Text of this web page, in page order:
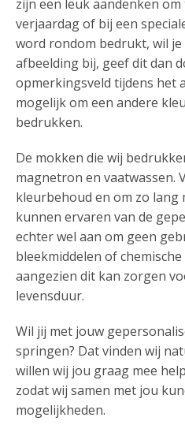
zijn een leuk aandenken
verjaardag of bij een
word rondom bedrukt, wil
afbeelding bij, geef dit dan
opmerkingsveld tijdens het
mogelijk om een andere
bedrukken.
De mokken die wij
magnetron en vaatwassen.
kleurbehoud en om zo lang
kunnen ervaren van de
echter wel aan om geen
bleekmiddelen of
aangezien dit kan zorgen
levensduur.
Wil jij met jouw
springen? Dat vinden wij
willen wij jou graag mee
zodat wij samen met jou
mogelijkheden.